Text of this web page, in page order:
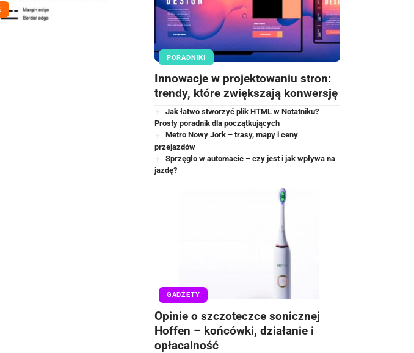
PORADNIKI
Innowacje w projektowaniu stron:
trendy, które zwiększają konwersję
Jak łatwo stworzyć plik HTML w Notatniku?
Prosty poradnik dla początkujących
Metro Nowy Jork – trasy, mapy i ceny
przejazdów
Sprzęgło w automacie – czy jest i jak wpływa na
jazdę?
GADŻETY
Opinie o szczoteczce sonicznej
Hoffen – końcówki, działanie i
opłacalność